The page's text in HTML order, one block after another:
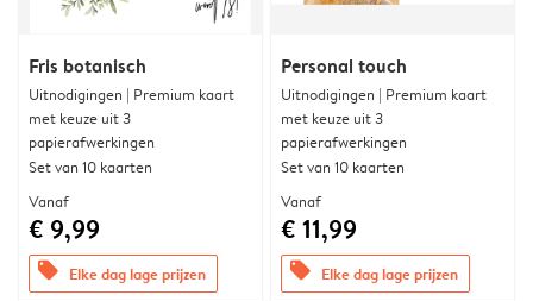
Fris botanisch
Uitnodigingen | Premium kaart
met keuze uit 3
papierafwerkingen
Set van 10 kaarten
Vanaf
€ 9,99
offers Elke dag lage prijzen
Personal touch
Uitnodigingen | Premium kaart
met keuze uit 3
papierafwerkingen
Set van 10 kaarten
Vanaf
€ 11,99
offers Elke dag lage prijzen